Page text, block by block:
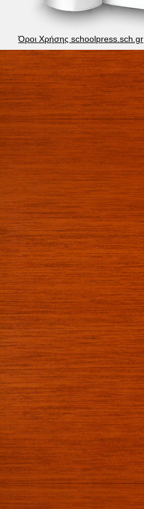
Όροι Χρήσης schoolpress.sch.gr